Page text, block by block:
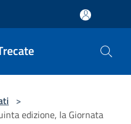
>
edizione, la Giornata